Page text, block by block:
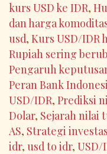
kurs USD ke IDR,
dan harga
usd, Kurs USD/IDR
Rupiah sering
Pengaruh
Peran Bank
USD/IDR, Prediksi
Dolar, Sejarah nilai
AS, Strategi
idr, usd to idr, USD/